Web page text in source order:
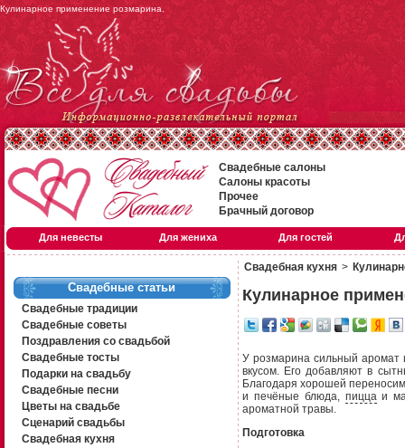
Кулинарное применение розмарина.
Свадебные салоны
Салоны красоты
Прочее
Брачный договор
Для невесты Для жениха Для гостей
Свадебные статьи
Свадебные традиции
Свадебные советы
Поздравления со свадьбой
Свадебные тосты
Подарки на свадьбу
Свадебные песни
Цветы на свадьбе
Сценарий свадьбы
Свадебная кухня
Свадебная кухня >
Кулинарное
У розмарина сильный аромат
вкусом. Его добавляют в
Благодаря хорошей
и печёные блюда, пиццаи
ароматной травы.
Подготовка